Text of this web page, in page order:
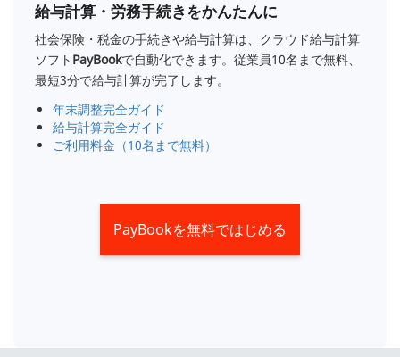
給与計算・労務手続きをかんたんに
社会保険・税金の手続きや給与計算は、クラウド給与計算
ソフト PayBookで自動化できます。従業員10名まで無料、
最短3分で給与計算が完了します。
年末調整完全ガイド
給与計算完全ガイド
ご利用料金（10名まで無料）
PayBookを無料ではじめる